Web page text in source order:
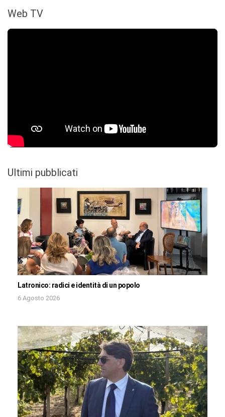
Web TV
Ultimi pubblicati
Latronico: radici e identità di un popolo
6 Agosto 2026